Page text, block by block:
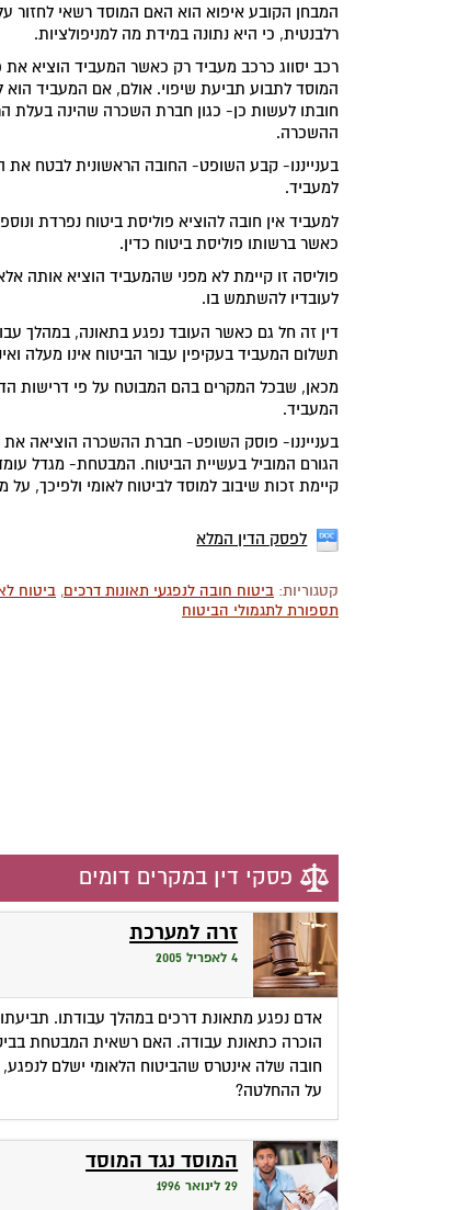
המבחן הקובע איפוא הוא האם המוסד רשאי
רלבנטית, כי היא נתונה במידת מה למניפולציות.
רכב יסווג כרכב מעביד רק כאשר המעביד הוציא
המוסד לתבוע תביעת שיפוי. אולם, אם המעביד הוא
חובתו לעשות כן- כגון חברת השכרה שהינה בעלת
ההשכרה.
בענייננו- קבע השופט- החובה הראשונית לבטח
למעביד.
למעביד אין חובה להוציא פוליסת ביטוח נפרדת
כאשר ברשותו פוליסת ביטוח כדין.
פוליסה זו קיימת לא מפני שהמעביד הוציא אותה
לעובדיו להשתמש בו.
דין זה חל גם כאשר העובד נפגע בתאונה, במהלך
תשלום המעביד בעקיפין עבור הביטוח אינו מעלה
מכאן, שבכל המקרים בהם המבוטח על פי דרישות
המעביד.
בענייננו- פוסק השופט- חברת ההשכרה הוציאה
הגורם המוביל בעשיית הביטוח. המבטחת- מגדל
קיימת זכות שיבוב למוסד לביטוח לאומי ולפיכך, על מגדל לשלם
לפסק הדין המלא
קטגוריות: ביטוח חובה לנפגעי תאונות דרכים, ביטוח
תספורת לתגמולי הביטוח
פסקי דין במקרים דומים
זרה למערכת
4 לאפריל 2005
אדם נפגע מתאונת דרכים במהלך עבודתו.
הוכרה כתאונת עבודה. האם רשאית המבטחת
חובה שלה אינטרס שהביטוח הלאומי ישלם
על ההחלטה?
המוסד נגד המוסד
29 לינואר 1996